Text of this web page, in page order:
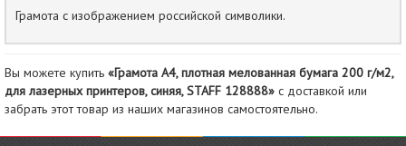
Грамота с изображением российской символики.
Вы можете купить «Грамота А4, плотная мелованная бумага 200 г/м2,
для лазерных принтеров, синяя, STAFF 128888» с доставкой или
забрать этот товар из наших магазинов самостоятельно.